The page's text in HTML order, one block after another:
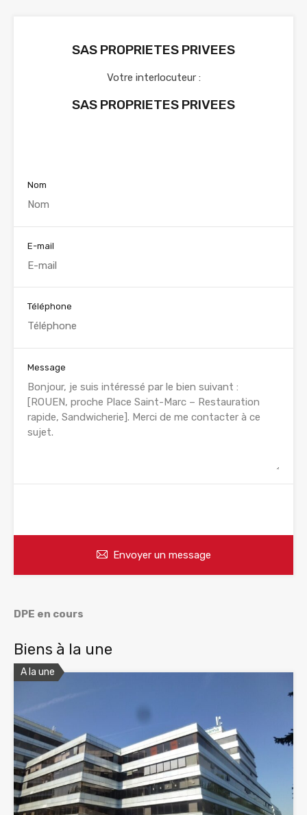
SAS PROPRIETES PRIVEES
Votre interlocuteur :
SAS PROPRIETES PRIVEES
Nom
E-mail
Téléphone
Message
Envoyer un message
DPE en cours
Biens à la une
A la une